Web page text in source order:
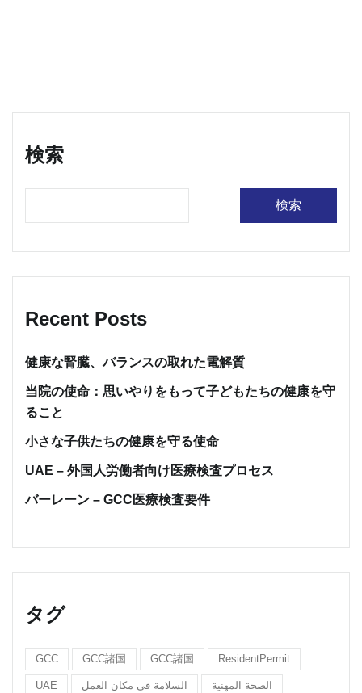
検索
検索
Recent Posts
健康な腎臓、バランスの取れた電解質
当院の使命：思いやりをもって子どもたちの健康を守
ること
小さな子供たちの健康を守る使命
UAE – 外国人労働者向け医療検査プロセス
バーレーン – GCC医療検査要件
タグ
GCC GCC諸国 GCC諸国 ResidentPermit
UAE السلامة في مكان العمل الصحة المهنية